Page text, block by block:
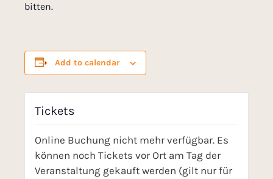
bitten.
Add to calendar
Tickets
Online Buchung nicht mehr verfügbar. Es
können noch Tickets vor Ort am Tag der
Veranstaltung gekauft werden (gilt nur für